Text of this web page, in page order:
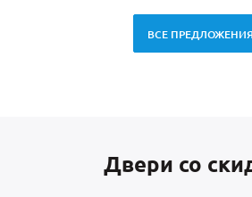
ВСЕ ПРЕДЛОЖЕНИЯ
Двери со